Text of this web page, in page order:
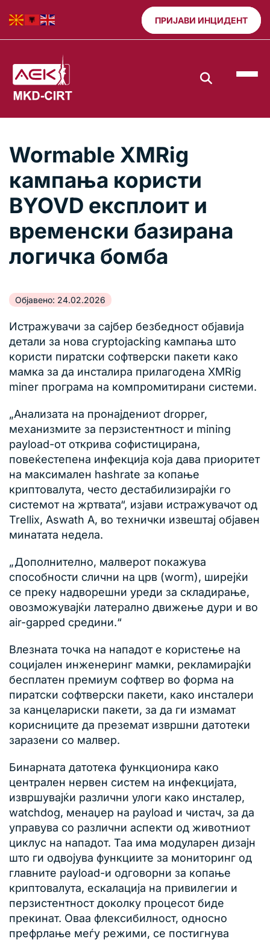
ПРИЈАВИ ИНЦИДЕНТ
Wormable XMRig
кампања користи
BYOVD експлоит и
временски базирана
логичка бомба
Објавено: 24.02.2026
Истражувачи за сајбер безбедност објавија
детали за нова cryptojacking кампања што
користи пиратски софтверски пакети како
мамка за да инсталира прилагодена XMRig
miner програма на компромитирани системи.
„Анализата на пронајдениот dropper,
механизмите за перзистентност и mining
payload-от открива софистицирана,
повеќестепена инфекција која дава приоритет
на максимален hashrate за копање
криптовалута, често дестабилизирајќи го
системот на жртвата“, изјави истражувачот од
Trellix, Aswath A, во технички извештај објавен
минатата недела.
„Дополнително, малверот покажува
способности слични на црв (worm), ширејќи
се преку надворешни уреди за складирање,
овозможувајќи латерално движење дури и во
air-gapped средини.“
Влезната точка на нападот е користење на
социјален инженеринг мамки, рекламирајќи
бесплатен премиум софтвер во форма на
пиратски софтверски пакети, како инсталери
за канцелариски пакети, за да ги измамат
корисниците да преземат извршни датотеки
заразени со малвер.
Бинарната датотека функционира како
централен нервен систем на инфекцијата,
извршувајќи различни улоги како инсталер,
watchdog, менаџер на payload и чистач, за да
управува со различни аспекти од животниот
циклус на нападот. Таа има модуларен дизајн
што ги одвојува функциите за мониторинг од
главните payload-и одговорни за копање
криптовалута, ескалација на привилегии и
перзистентност доколку процесот биде
прекинат. Оваа флексибилност, односно
префрлање меѓу режими, се постигнува